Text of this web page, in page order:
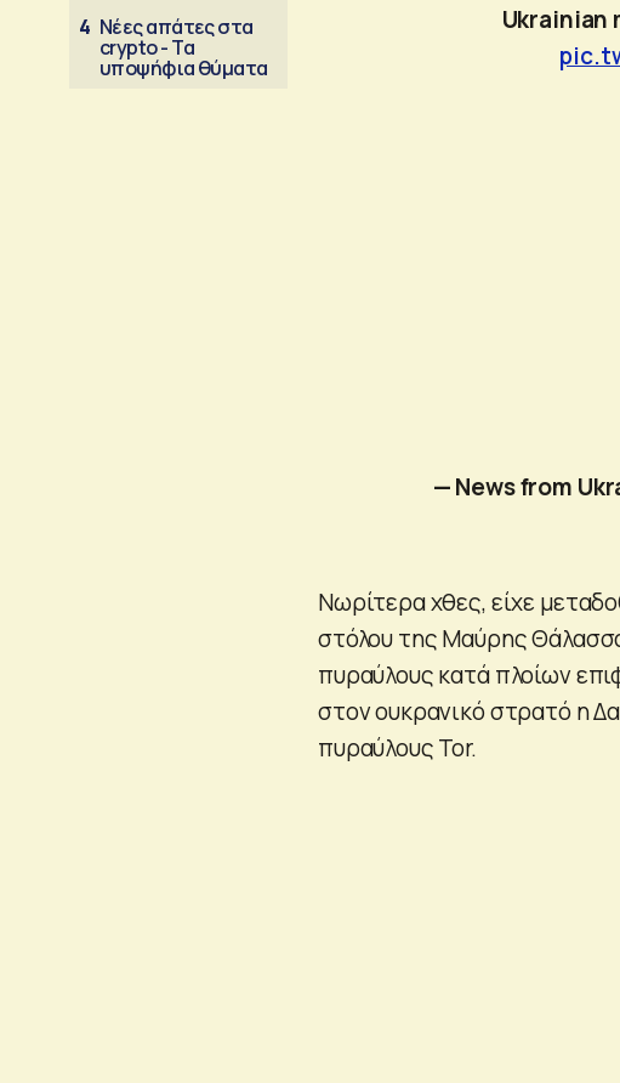
4 Νέες απάτες στα
crypto - Τα
υποψήφια θύματα
Ukrainian
— News from
Νωρίτερα χθες, είχε
στόλου της Μαύρης
πυραύλους κατά πλοίων
στον ουκρανικό στρατό η
πυραύλους Tor.